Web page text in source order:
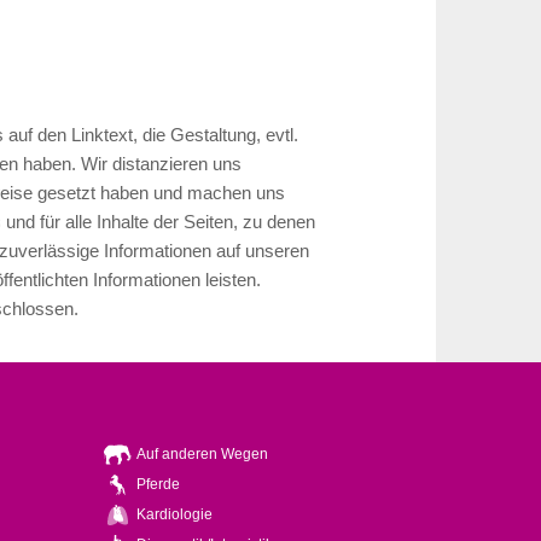
den Linktext, die Gestaltung, evtl.
haben. Wir distanzieren uns
gesetzt haben und machen uns
für alle Inhalte der Seiten, zu denen
Informationen auf unseren
Informationen leisten.
Auf anderen Wegen
Pferde
Kardiologie